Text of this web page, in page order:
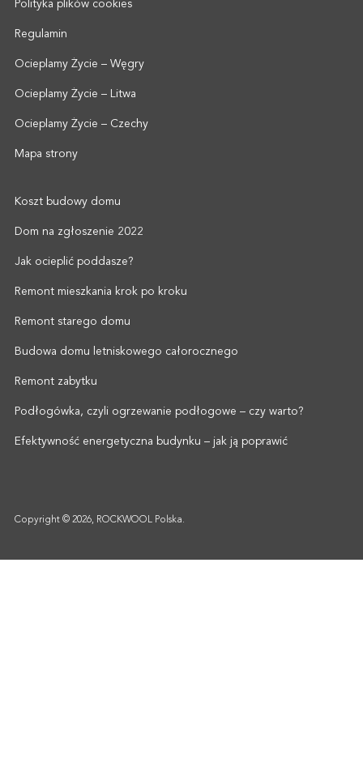
Polityka plików cookies
Regulamin
Ocieplamy Życie – Węgry
Ocieplamy Życie – Litwa
Ocieplamy Życie – Czechy
Mapa strony
Koszt budowy domu
Dom na zgłoszenie 2022
Jak ocieplić poddasze?
Remont mieszkania krok po kroku
Remont starego domu
Budowa domu letniskowego całorocznego
Remont zabytku
Podłogówka, czyli ogrzewanie podłogowe – czy warto?
Efektywność energetyczna budynku – jak ją poprawić
Copyright © 2026, ROCKWOOL Polska.